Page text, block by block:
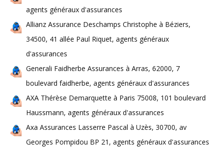
agents généraux d'assurances
Allianz Assurance Deschamps Christophe à Béziers,
34500, 41 allée Paul Riquet, agents généraux
d'assurances
Generali Faidherbe Assurances à Arras, 62000, 7
boulevard faidherbe, agents généraux d'assurances
AXA Thérèse Demarquette à Paris 75008, 101 boulevard
Haussmann, agents généraux d'assurances
Axa Assurances Lasserre Pascal à Uzès, 30700, av
Georges Pompidou BP 21, agents généraux d'assurances